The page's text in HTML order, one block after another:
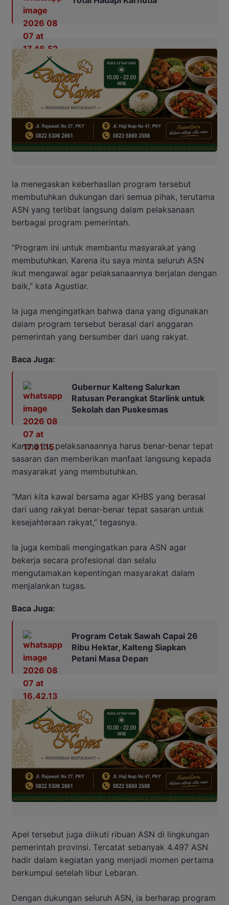
Ia menegaskan keberhasilan program tersebut
membutuhkan dukungan dari semua pihak, terutama
ASN yang terlibat langsung dalam pelaksanaan
berbagai program pemerintah.
“Program ini untuk membantu masyarakat yang
membutuhkan. Karena itu saya minta seluruh ASN
ikut mengawal agar pelaksanaannya berjalan dengan
baik,” kata Agustiar.
Ia juga mengingatkan bahwa dana yang digunakan
dalam program tersebut berasal dari anggaran
pemerintah yang bersumber dari uang rakyat.
Baca Juga:
Gubernur Kalteng Salurkan
Ratusan Perangkat Starlink untuk
Sekolah dan Puskesmas
Karena itu, pelaksanaannya harus benar-benar tepat
sasaran dan memberikan manfaat langsung kepada
masyarakat yang membutuhkan.
“Mari kita kawal bersama agar KHBS yang berasal
dari uang rakyat benar-benar tepat sasaran untuk
kesejahteraan rakyat,” tegasnya.
Ia juga kembali mengingatkan para ASN agar
bekerja secara profesional dan selalu
mengutamakan kepentingan masyarakat dalam
menjalankan tugas.
Baca Juga:
Program Cetak Sawah Capai 26
Ribu Hektar, Kalteng Siapkan
Petani Masa Depan
Apel tersebut juga diikuti ribuan ASN di lingkungan
pemerintah provinsi. Tercatat sebanyak 4.497 ASN
hadir dalam kegiatan yang menjadi momen pertama
berkumpul setelah libur Lebaran.
Dengan dukungan seluruh ASN, ia berharap program